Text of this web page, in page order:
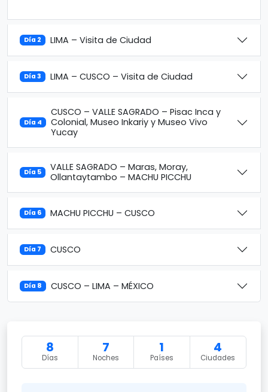
Día 2 LIMA – Visita de Ciudad
Día 3 LIMA – CUSCO – Visita de Ciudad
Día 4
CUSCO – VALLE SAGRADO – Pisac Inca y
Colonial, Museo Inkariy y Museo Vivo
Yucay
Día 5
VALLE SAGRADO – Maras, Moray,
Ollantaytambo – MACHU PICCHU
Día 6 MACHU PICCHU – CUSCO
Día 7 CUSCO
Día 8 CUSCO – LIMA – MÉXICO
8
Días
7
Noches
1
Países
4
Ciudades